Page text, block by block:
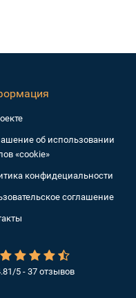
5 - 37 отзывов
об использовании
«cookie»
конфидециальности
соглашение